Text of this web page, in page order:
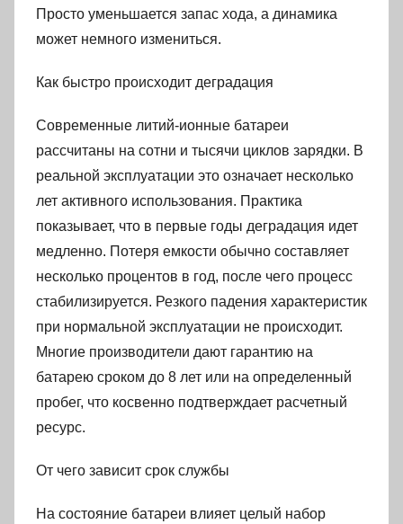
Просто уменьшается запас хода, а динамика
может немного измениться.
Как быстро происходит деградация
Современные литий-ионные батареи
рассчитаны на сотни и тысячи циклов зарядки. В
реальной эксплуатации это означает несколько
лет активного использования. Практика
показывает, что в первые годы деградация идет
медленно. Потеря емкости обычно составляет
несколько процентов в год, после чего процесс
стабилизируется. Резкого падения характеристик
при нормальной эксплуатации не происходит.
Многие производители дают гарантию на
батарею сроком до 8 лет или на определенный
пробег, что косвенно подтверждает расчетный
ресурс.
От чего зависит срок службы
На состояние батареи влияет целый набор